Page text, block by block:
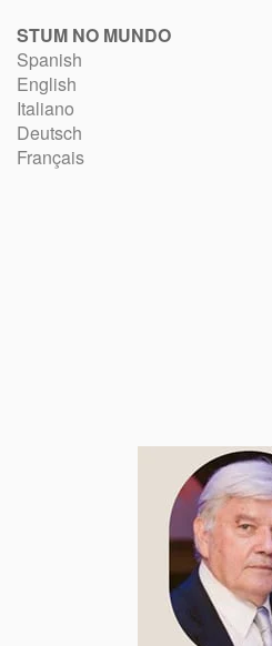
STUM NO MUNDO
Spanish
English
Italiano
Deutsch
Français